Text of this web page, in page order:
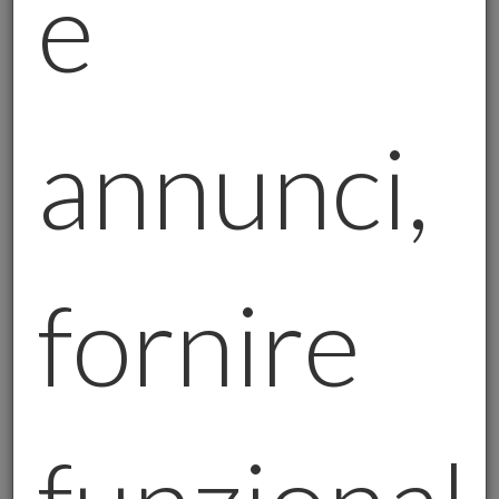
La differenza non è finanziaria, è
Le società aurifere non sono tutte uguali. Alcune,
come Royal Gold (RGLD), evitano i rischi operativi
delle miniere, finanziando progetti in cambio di
sfruttando prezzi alti.
Il vero vantaggio?
Avere margini operativi sopra
del metallo stesso
e
annunci,
fornire